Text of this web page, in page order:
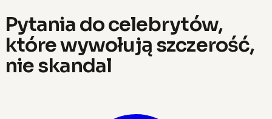
Pytania do celebrytów,
które wywołują szczerość,
nie skandal